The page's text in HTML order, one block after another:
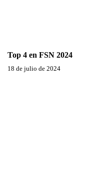
Top 4 en FSN 2024
18 de julio de 2024